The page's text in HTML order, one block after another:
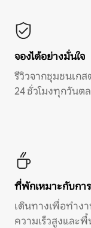
จองได้อย่างมั่นใจ
รีวิวจากชุมชนเก
24 ชั่วโมงทุกวันต
ที่พักเหมาะกับกา
เดินทางเพื่อทำง
ความเร็วสูงและ